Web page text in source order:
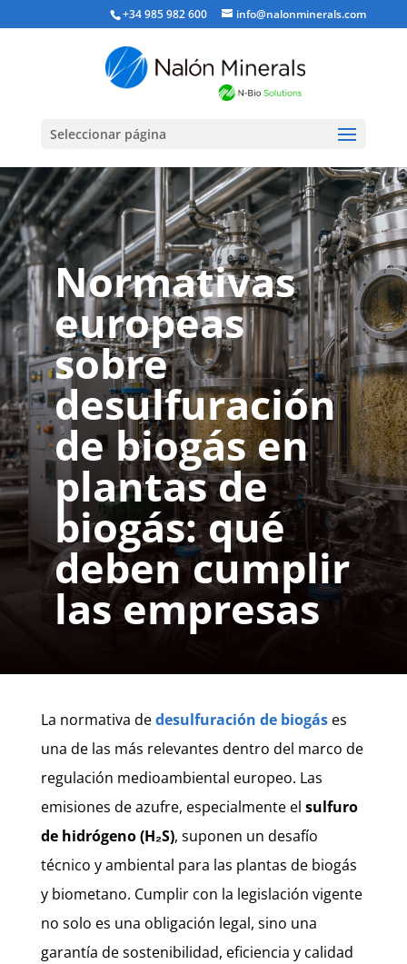
+34 985 982 600 info@nalonminerals.com
Seleccionar página
Normativas
europeas
sobre
desulfuración
de biogás en
plantas de
biogás: qué
deben cumplir
las empresas
La normativa dedesulfuración de biogáses
una de las más relevantes dentro del marco de
regulación medioambiental europeo. Las
emisiones de azufre, especialmente el sulfuro
de hidrógeno (H₂S), suponen un desafío
técnico y ambiental para las plantas de biogás
y biometano. Cumplir con la legislación vigente
no solo es una obligación legal, sino una
garantía de sostenibilidad, eficiencia y calidad